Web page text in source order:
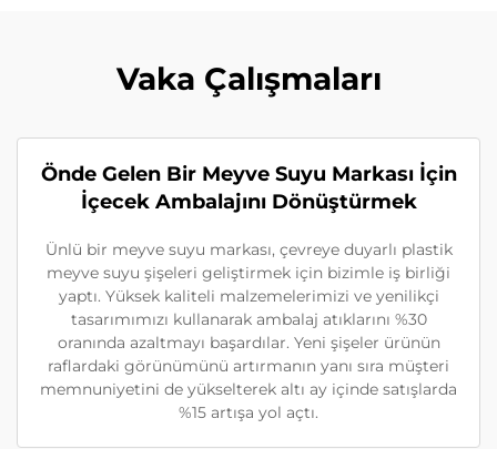
Vaka Çalışmaları
Önde Gelen Bir Meyve Suyu Markası İçin
İçecek Ambalajını Dönüştürmek
Ünlü bir meyve suyu markası, çevreye duyarlı plastik
meyve suyu şişeleri geliştirmek için bizimle iş birliği
yaptı. Yüksek kaliteli malzemelerimizi ve yenilikçi
tasarımımızı kullanarak ambalaj atıklarını %30
oranında azaltmayı başardılar. Yeni şişeler ürünün
raflardaki görünümünü artırmanın yanı sıra müşteri
memnuniyetini de yükselterek altı ay içinde satışlarda
%15 artışa yol açtı.